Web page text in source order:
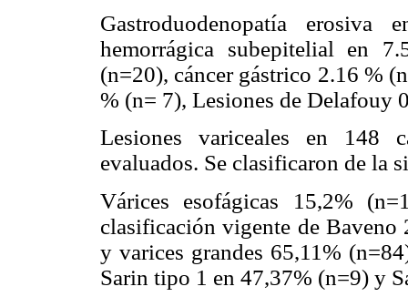
Gastroduodenopatía
hemorrágica subepitelial en
(n=20), cáncer gástrico 2.16 %
% (n= 7), Lesiones de Delafouy
Lesiones variceales en 148
evaluados. Se clasificaron de la
Várices esofágicas 15,2%
clasificación vigente de Baveno
y varices grandes 65,11%
Sarin tipo 1 en 47,37% (n=9) y